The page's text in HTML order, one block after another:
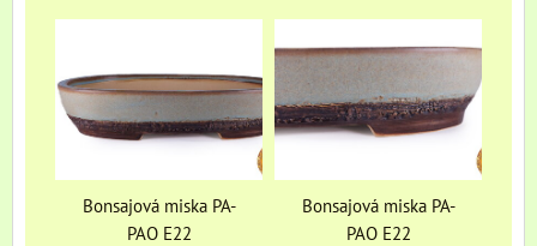
Bonsajová miska PA-
PAO E22
Bonsajová miska PA-
PAO E22